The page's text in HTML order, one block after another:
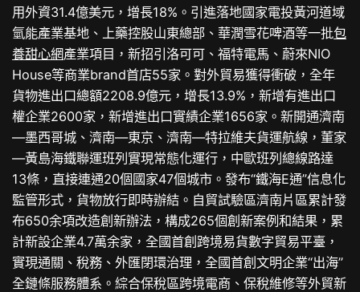
用外資31.4億美元，增長18%。引進落地國家電投黃河道域
氫能產業基地、上藥控股山東總部、華潤雪花啤酒等一批包
養甜心網產業項目，新招引洛可可、福特電馬、蔚來NIO
House等商業brand首店55家。對外貿易獲得衝破，全年
貨物進出口總額2208.9億元，增長13.9%，新增有進出口
權企業2600家，新增進出口實績企業1656家。新開通濟南
—墨西哥城、濟南—東京、濟南—特拉維夫貨運航線，董家
—黃島海鐵聯運班列實現常態化運行，中歐班列總線路達
13條，直接連通20個國家47個城市。發布“鐵海E通”信息化
監管形式，貨物放行即時辦結。自貿試驗區濟南片區累計發
布650余項改造創新辦法，構成265個創新案例和結果，累
計新設企業4.7萬余家，全國首創跨境易貨數字貿易平臺，
實現通關、稅務、外匯閉環治理，全國首創文明企業“出海”
全鏈條服務體系。綜合保稅區跨境電商、保稅維修等外貿新